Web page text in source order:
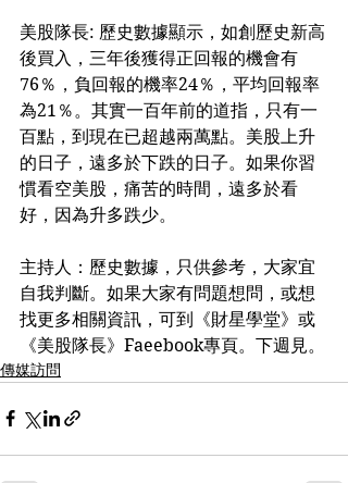
美股隊長: 歷史數據顯示，如創歷史新高
後買入，三年後獲得正回報的機會有
76％，負回報的機率24％，平均回報率
為21％。其實一百年前的道指，只有一
百點，到現在已超越兩萬點。美股上升
的日子，遠多於下跌的日子。如果你習
慣看空美股，痛苦的時間，遠多於看
好，因為升多跌少。
主持人：歷史數據，只供參考，大家宜
自我判斷。如果大家有問題想問，或想
找更多相關資訊，可到《財星學堂》或
《美股隊長》Faeebook專頁。下週見。
傳媒訪問